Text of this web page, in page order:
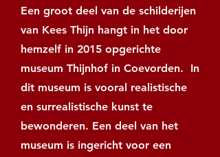
Een groot deel van de schilderijen
van Kees Thijn hangt in het door
hemzelf in 2015 opgerichte
museum Thijnhof in Coevorden. In
dit museum is vooral realistische
en surrealistische kunst te
bewonderen. Een deel van het
museum is ingericht voor een